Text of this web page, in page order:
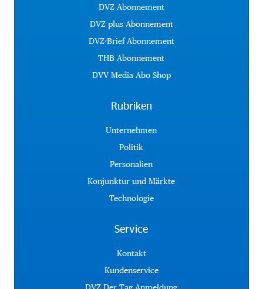
DVZ Abonnement
DVZ plus Abonnement
DVZ-Brief Abonnement
THB Abonnement
DVV Media Abo Shop
Rubriken
Unternehmen
Politik
Personalien
Konjunktur und Märkte
Technologie
Service
Kontakt
Kundenservice